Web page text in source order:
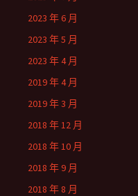
2023 年 6 月
2023 年 5 月
2023 年 4 月
2019 年 4 月
2019 年 3 月
2018 年 12 月
2018 年 10 月
2018 年 9 月
2018 年 8 月